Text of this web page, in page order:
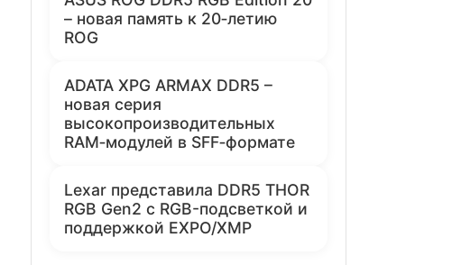
– новая память к 20‑летию
ROG
ADATA XPG ARMAX DDR5 –
новая серия
высокопроизводительных
RAM‑модулей в SFF‑формате
Lexar представила DDR5 THOR
RGB Gen2 с RGB-подсветкой и
поддержкой EXPO/XMP